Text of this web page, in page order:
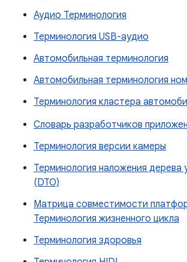
Аудио Терминология
Терминология USB-аудио
Автомобильная терминология
Автомобильная терминология
Терминология кластера
Словарь разработчиков
Терминология версии камеры
Терминология наложения дерева
(DTO)
Матрица совместимости
Терминология жизненного цикла
Терминология здоровья